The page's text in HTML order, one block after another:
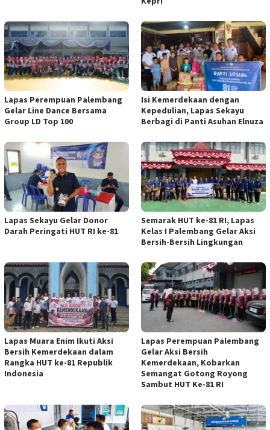
Lapas Perempuan Palembang
Gelar Line Dance Bersama
Group LD Top 100
Isi Kemerdekaan dengan
Kepedulian, Lapas Sekayu
Berbagi di Panti Asuhan Elnuza
Lapas Sekayu Gelar Donor
Darah Peringati HUT RI ke-81
Semarak HUT ke-81 RI, Lapas
Kelas I Palembang Gelar Aksi
Bersih-Bersih Lingkungan
Lapas Muara Enim Ikuti Aksi
Bersih Kemerdekaan dalam
Rangka HUT ke-81 Republik
Indonesia
Lapas Perempuan Palembang
Gelar Aksi Bersih
Kemerdekaan, Kobarkan
Semangat Gotong Royong
Sambut HUT Ke-81 RI